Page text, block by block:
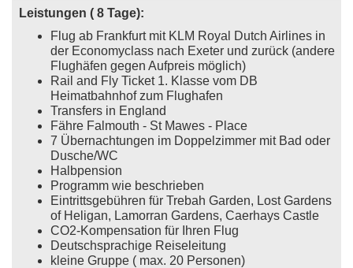
Leistungen ( 8 Tage):
Flug ab Frankfurt mit KLM Royal Dutch Airlines in
der Economyclass nach Exeter und zurück (andere
Flughäfen gegen Aufpreis möglich)
Rail and Fly Ticket 1. Klasse vom DB
Heimatbahnhof zum Flughafen
Transfers in England
Fähre Falmouth - St Mawes - Place
7 Übernachtungen im Doppelzimmer mit Bad oder
Dusche/WC
Halbpension
Programm wie beschrieben
Eintrittsgebühren für Trebah Garden, Lost Gardens
of Heligan, Lamorran Gardens, Caerhays Castle
CO2-Kompensation für Ihren Flug
Deutschsprachige Reiseleitung
kleine Gruppe ( max. 20 Personen)